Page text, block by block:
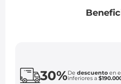
30%Dedescuento en
inferiores a